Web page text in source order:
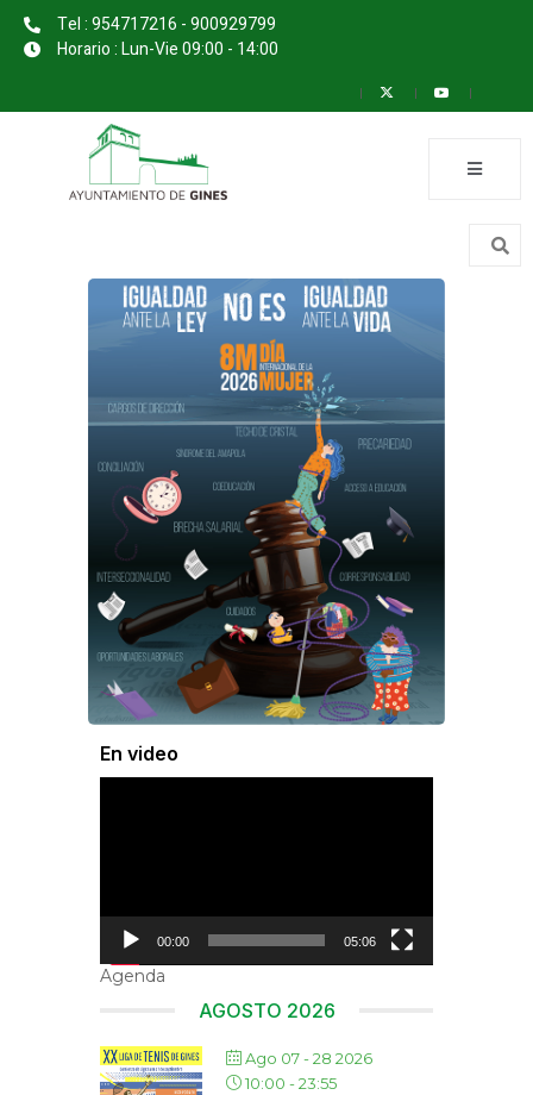
Tel : 954717216 - 900929799
Horario : Lun-Vie 09:00 - 14:00
En video
00:00 05:06
Agenda
AGOSTO 2026
Ago 07 - 28 2026
10:00 -23:55